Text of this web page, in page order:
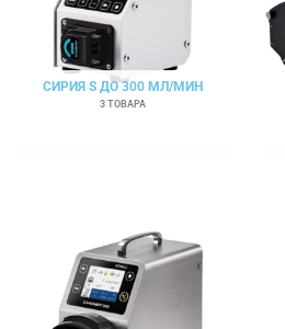
СИРИЯ S ДО 300 МЛ/МИН
3 ТОВАРА